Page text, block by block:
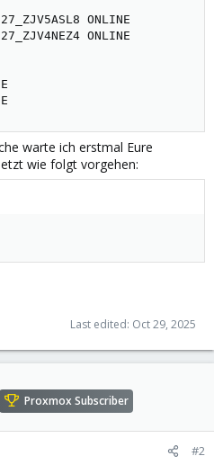
ONLINE
ONLINE
warte ich erstmal Eure
wie folgt vorgehen:
Last edited: Oct 29, 2025
Proxmox Subscriber
#2